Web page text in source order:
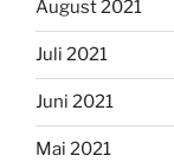
August 2021
Juli 2021
Juni 2021
Mai 2021